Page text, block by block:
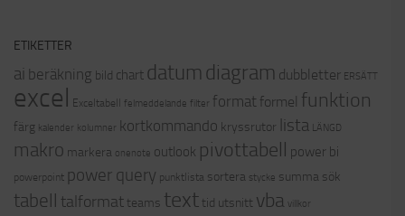
ETIKETTER
ai beräkning bild chart datum diagram dubbletter ERSÄTT
excel Exceltabell felmeddelande filter format formel funktion
färg kalender kolumner kortkommando kryssrutor lista LÄNGD
makro markera onenote outlook pivottabell power bi
powerpoint power query punktlista sortera stycke summa sök
tabell talformat teams text tid utsnitt vba villkor